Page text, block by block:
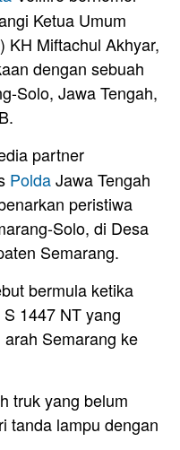
Ketua Umum
KH Miftachul Akhyar,
dengan sebuah
Solo, Jawa Tengah,
partner
PoldaJawa Tengah
peristiwa
Solo, di Desa
Semarang.
bermula ketika
1447 NT yang
Semarang ke
truk yang belum
tanda lampu dengan